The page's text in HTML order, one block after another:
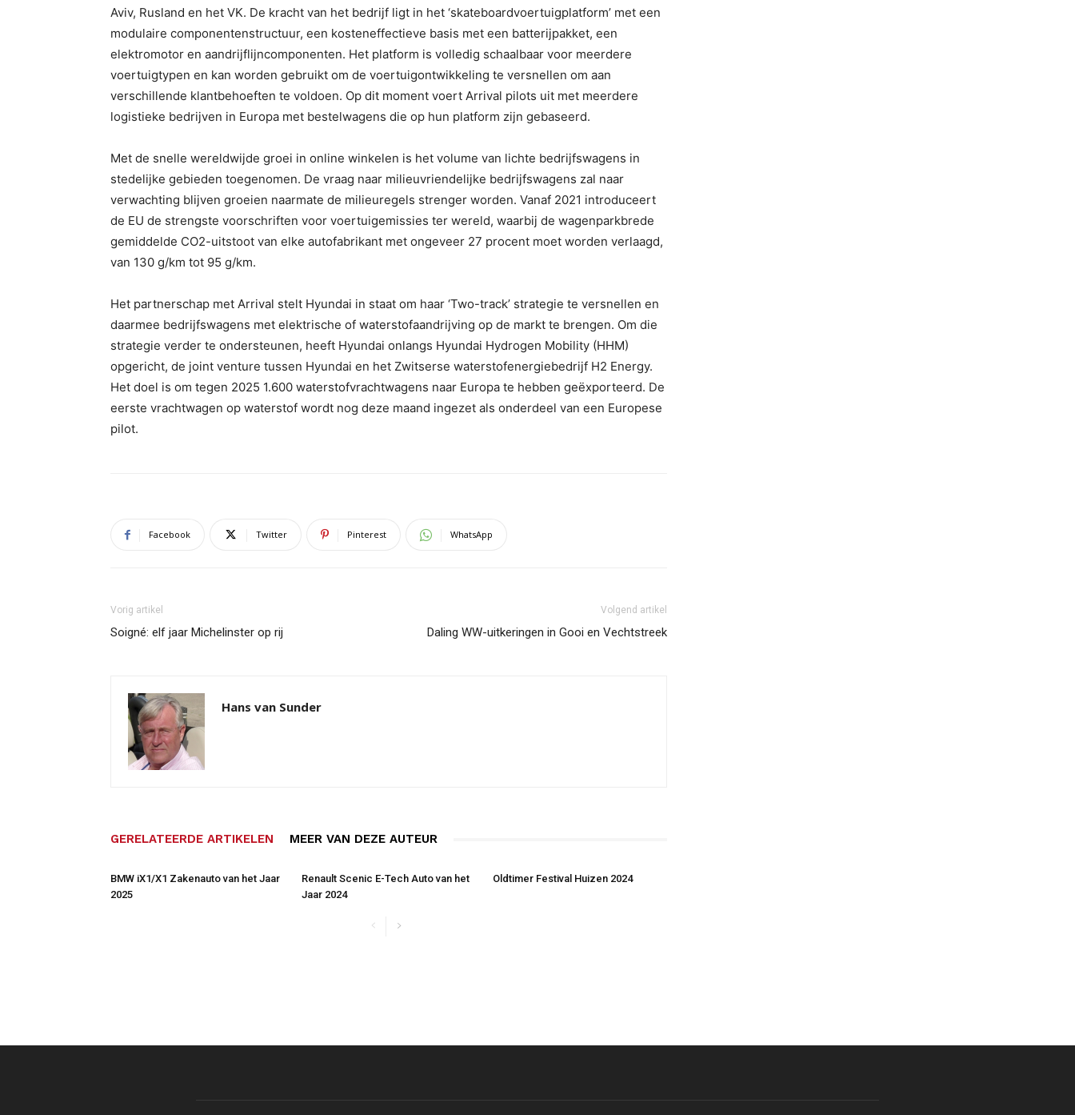
Aviv, Rusland en het VK. De kracht van het bedrijf ligt in het ‘skateboardvoertuigplatform’ met een
modulaire componentenstructuur, een kosteneffectieve basis met een batterijpakket, een
elektromotor en aandrijflijncomponenten. Het platform is volledig schaalbaar voor meerdere
voertuigtypen en kan worden gebruikt om de voertuigontwikkeling te versnellen om aan
verschillende klantbehoeften te voldoen. Op dit moment voert Arrival pilots uit met meerdere
logistieke bedrijven in Europa met bestelwagens die op hun platform zijn gebaseerd.
Met de snelle wereldwijde groei in online winkelen is het volume van lichte bedrijfswagens in
stedelijke gebieden toegenomen. De vraag naar milieuvriendelijke bedrijfswagens zal naar
verwachting blijven groeien naarmate de milieuregels strenger worden. Vanaf 2021 introduceert
de EU de strengste voorschriften voor voertuigemissies ter wereld, waarbij de wagenparkbrede
gemiddelde CO2-uitstoot van elke autofabrikant met ongeveer 27 procent moet worden verlaagd,
van 130 g/km tot 95 g/km.
Het partnerschap met Arrival stelt Hyundai in staat om haar ‘Two-track’ strategie te versnellen en
daarmee bedrijfswagens met elektrische of waterstofaandrijving op de markt te brengen. Om die
strategie verder te ondersteunen, heeft Hyundai onlangs Hyundai Hydrogen Mobility (HHM)
opgericht, de joint venture tussen Hyundai en het Zwitserse waterstofenergiebedrijf H2 Energy.
Het doel is om tegen 2025 1.600 waterstofvrachtwagens naar Europa te hebben geëxporteerd. De
eerste vrachtwagen op waterstof wordt nog deze maand ingezet als onderdeel van een Europese
pilot.
Facebook Twitter Pinterest WhatsApp
Vorig artikel
Soigné: elf jaar Michelinster op rij
Volgend artikel
Daling WW-uitkeringen in Gooi en Vechtstreek
Hans van Sunder
GERELATEERDE ARTIKELEN MEER VAN DEZE AUTEUR
BMW iX1/X1 Zakenauto van het Jaar
2025
Renault Scenic E-Tech Auto van het
Jaar 2024
Oldtimer Festival Huizen 2024